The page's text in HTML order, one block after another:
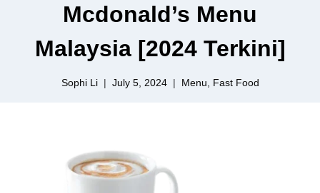
Mcdonald’s Menu
Malaysia [2024 Terkini]
Sophi Li July 5, 2024 Menu Fast Food